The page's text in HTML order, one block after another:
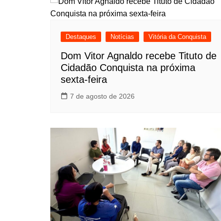
Destaques Notícias Vitória da Conquista
Dom Vitor Agnaldo recebe Tituto de
Cidadão Conquista na próxima
sexta-feira
7 de agosto de 2026